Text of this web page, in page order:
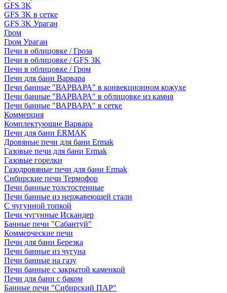
GFS 3K
GFS 3K в сетке
GFS 3K Ураган
Гром
Гром Ураган
Печи в облицовке / Гроза
Печи в облицовке / GFS 3K
Печи в облицовке / Гром
Печи для бани Варвара
Печи банные "ВАРВАРА" в конвекционном кожухе
Печи банные "ВАРВАРА" в облицовке из камня
Печи банные "ВАРВАРА" в сетке
Коммерция
Комплектующие Варвара
Печи для бани ERMAK
Дровяные печи для бани Ermak
Газовые печи для бани Ermak
Газовые горелки
Газодровяные печи для бани Ermak
Сибирские печи Термофор
Печи банные толстостенные
Печи банные из нержавеющей стали
С чугунной топкой
Печи чугунные Искандер
Банные печи "Сабантуй"
Коммерческие печи
Печи для бани Березка
Печи банные из чугуна
Печи банные на газу
Печи банные с закрытой каменкой
Печи для бани с баком
Банные печи "Сибирский ПАР"